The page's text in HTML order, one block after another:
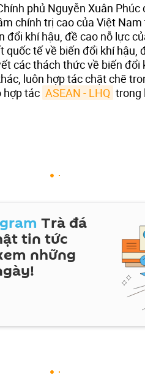
phủ Nguyễn Xuân
chính trị cao của Việt
đổi khí hậu, đề cao nỗ lực
quốc tế về biến đổi khí hậu,
các thách thức về biến đổi
luôn hợp tác chặt chẽ
hợp tác ASEAN - LHQ trong
Trà đá
tin tức
những